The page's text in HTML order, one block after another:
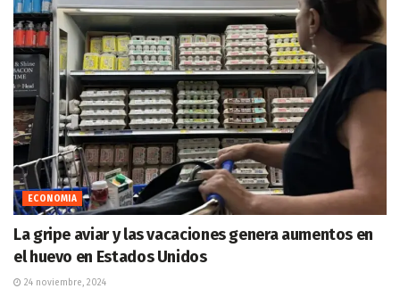
ECONOMIA
La gripe aviar y las vacaciones genera aumentos en
el huevo en Estados Unidos
24 noviembre, 2024